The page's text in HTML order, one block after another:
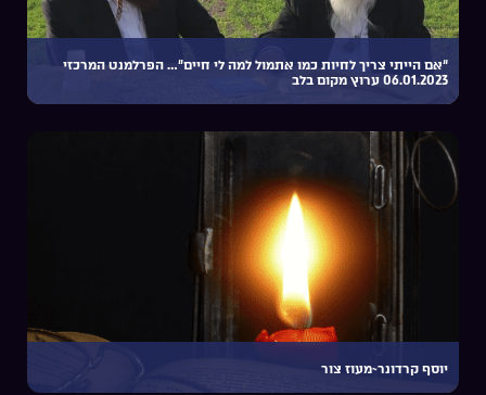
“אם הייתי צריך לחיות כמו אתמול למה לי חיים”… הפרלמנט המרכזי
06.01.2023 ערוץ מקום בלב
יוסף קרדונר~מעוז צור